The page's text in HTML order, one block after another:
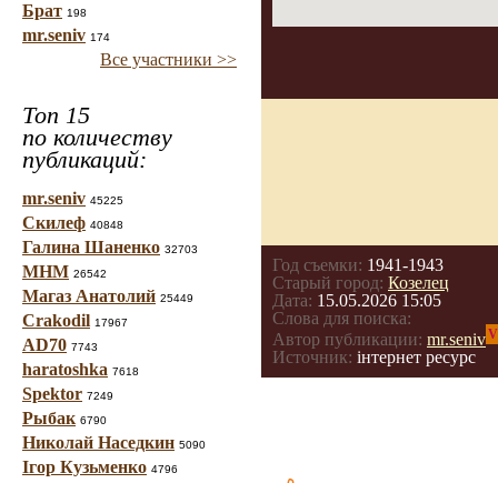
Брат 198
mr.seniv 174
Все участники >>
Топ 15
по количеству
публикаций:
mr.seniv 45225
Скилеф 40848
Галина Шаненко 32703
МНМ 26542
Магаз Анатолий 25449
Crakodil 17967
AD70 7743
haratoshka 7618
Spektor 7249
Рыбак 6790
Николай Наседкин 5090
Ігор Кузьменко 4796
Год съемки: 1941-1943
Старый город: Козелец
Дата: 15.05.2026 15:05
Слова для поиска:
Автор публикации: mr.seniv
Источник: інтернет ресурс